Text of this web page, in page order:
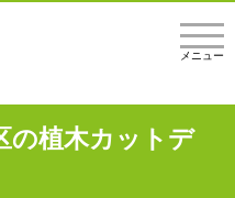
メニュー
の植木カットデ